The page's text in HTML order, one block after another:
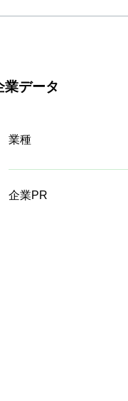
業データ
業種
企業PR